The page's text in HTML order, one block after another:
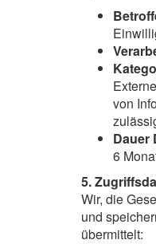
von
Dauer
6
5.
Wir, die
und
übermittelt: